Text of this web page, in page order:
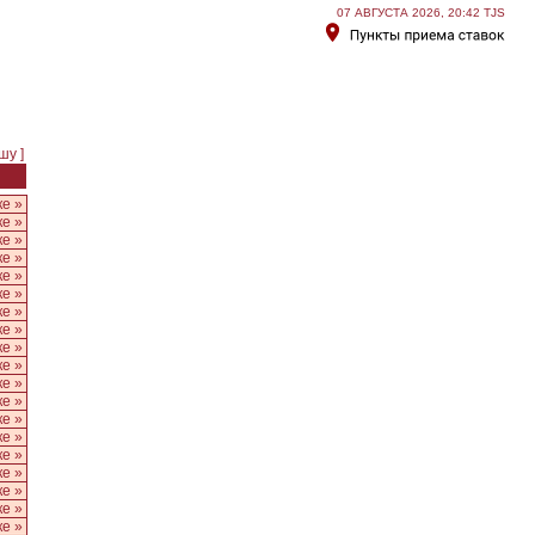
07 АВГУСТА 2026, 20:42 TJS
]
»
»
»
»
»
»
»
»
»
»
»
»
»
»
»
»
»
»
»